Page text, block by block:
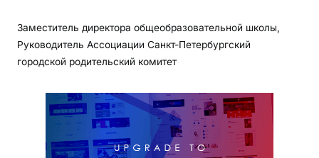
Заместитель директора общеобразовательной школы,
Руководитель Ассоциации Санкт-Петербургский
городской родительский комитет